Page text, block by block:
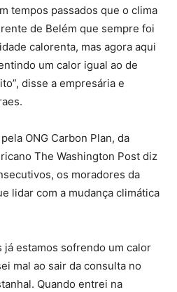
tempos passados que o clima
de Belém que sempre foi
calorenta, mas agora aqui
um calor igual ao de
disse a empresária e
ONG Carbon Plan, da
The Washington Post diz
os moradores da
lidar com a mudança climática
já estamos sofrendo um calor
mal ao sair da consulta no
Quando entrei na